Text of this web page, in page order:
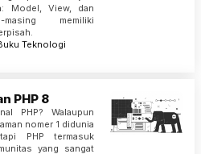
Model, View, dan
masing memiliki
Teknologi
PHP 8
PHP? Walaupun
nomer 1 didunia
PHP termasuk
yang sangat